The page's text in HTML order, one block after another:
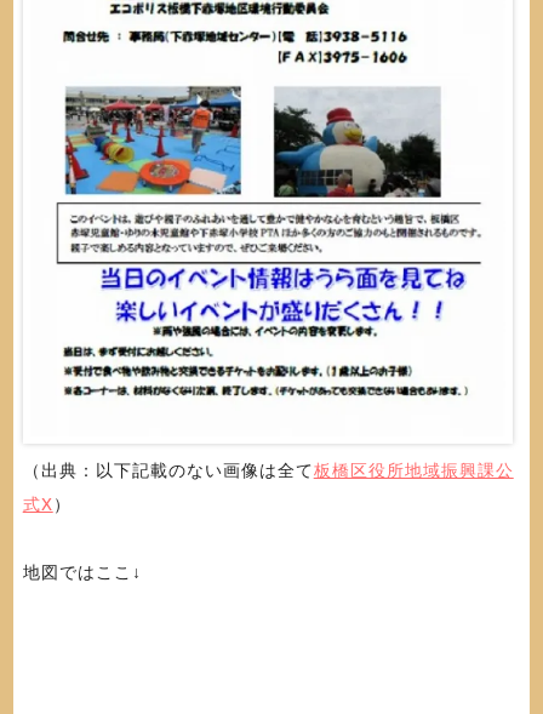
（出典：以下記載のない画像は全て板橋区役所地域振興課公
式X）
地図ではここ↓